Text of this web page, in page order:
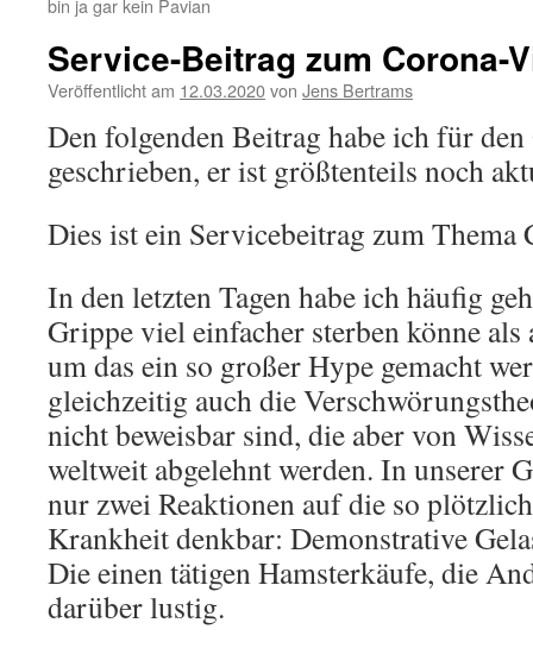
bin ja gar kein Pavian
Service-Beitrag zum Corona-
Veröffentlicht am 12.03.2020von Jens Bertrams
Den folgenden Beitrag habe ich für
geschrieben, er ist größtenteils noch
Dies ist ein Servicebeitrag zum Thema
In den letzten Tagen habe ich häufig
Grippe viel einfacher sterben könne als
um das ein so großer Hype gemacht
gleichzeitig auch die
nicht beweisbar sind, die aber von
weltweit abgelehnt werden. In unserer
nur zwei Reaktionen auf die so
Krankheit denkbar: Demonstrative
Die einen tätigen Hamsterkäufe, die
darüber lustig.